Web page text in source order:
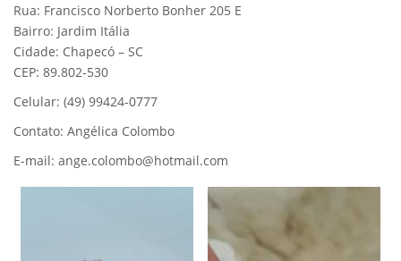
Rua: Francisco Norberto Bonher 205 E
Bairro: Jardim Itália
Cidade: Chapecó – SC
CEP: 89.802-530
Celular: (49) 99424-0777
Contato: Angélica Colombo
E-mail: ange.colombo@hotmail.com